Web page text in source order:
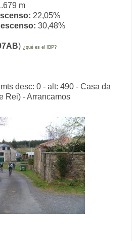
m
22,05%
30,48%
) ¿qué es el IBP?
desc: 0 - alt: 490 - Casa da
Rei) - Arrancamos